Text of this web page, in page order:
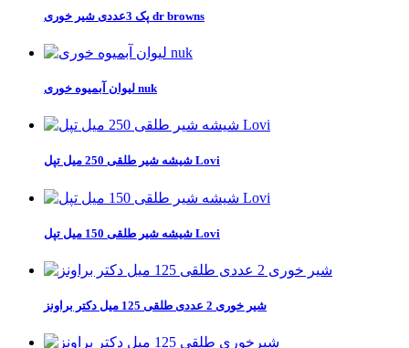
پک 3عددی شیر خوری dr browns
لیوان آبمیوه خوری nuk
شیشه شیر طلقی 250 میل تپل Lovi
شیشه شیر طلقی 150 میل تپل Lovi
شیر خوری 2 عددی طلقی 125 میل دکتر براونز